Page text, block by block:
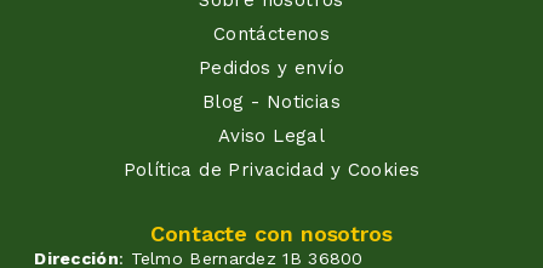
Contáctenos
Pedidos y envío
Blog - Noticias
Aviso Legal
Política de Privacidad y Cookies
Contacte con nosotros
Dirección: Telmo Bernardez 1B 36800